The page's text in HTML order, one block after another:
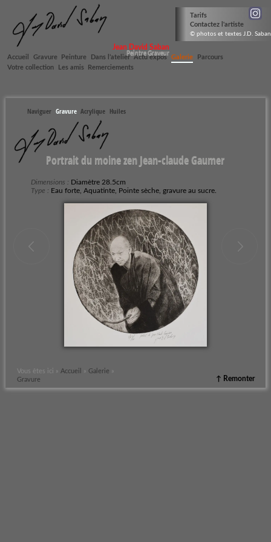
Jean David Saban
Peintre Graveur
Accueil Gravure Peinture Dans l’atelier Actu expos Galerie
Parcours
Votre collection
Les amis Remerciements
Tarifs
Contactez l'artiste
© photos et textes J.D. Saban
Vous êtes ici » Accueil » Galerie »
Gravure
Naviguer Gravure Acrylique Huiles
Portrait du moine zen Jean-claude Gaumer
Dimensions : Diamètre 28.5cm
Type : Eau forte, Aquatinte, Pointe sèche, gravure au sucre.
↑ Remonter